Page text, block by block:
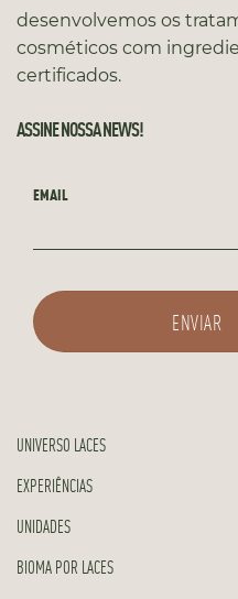
desenvolvemos os
cosméticos com
certificados.
ASSINE NOSSA NEWS!
EMAIL
UNIVERSO LACES
EXPERIÊNCIAS
UNIDADES
BIOMA POR LACES